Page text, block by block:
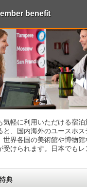
benefit
気軽に利用いただける宿
と、国内海外のユースホ
界各国の美術館や博物館
受けられます。日本でも
典